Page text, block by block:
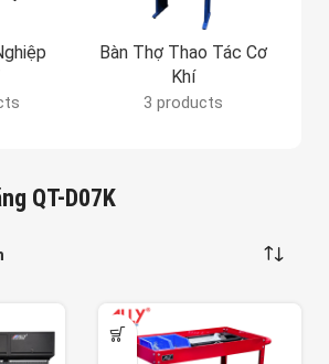
Bàn Thợ Thao Tác Cơ
Khí
3 products
QT-D07K